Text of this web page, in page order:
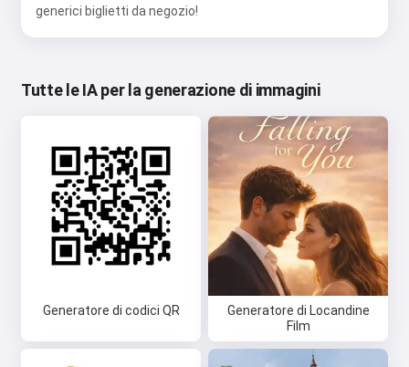
generici biglietti da negozio!
Tutte le IA per la generazione di immagini
Generatore di codici QR
Generatore di Locandine
Film